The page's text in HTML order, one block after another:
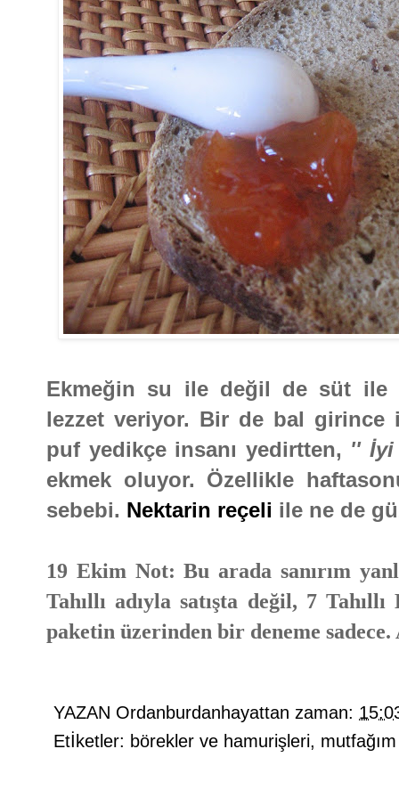
Ekmeğin su ile değil de süt ile
lezzet veriyor. Bir de bal girince
puf yedikçe insanı yedirtten, '' İyi
ekmek oluyor. Özellikle
sebebi. Nektarin reçeli ile ne de
19 Ekim Not: Bu arada sanırım
Tahıllı adıyla satışta değil, 7
paketin üzerinden bir deneme
YAZAN Ordanburdanhayattan zaman:
Etİketler: börekler ve hamurişleri, mutfağım